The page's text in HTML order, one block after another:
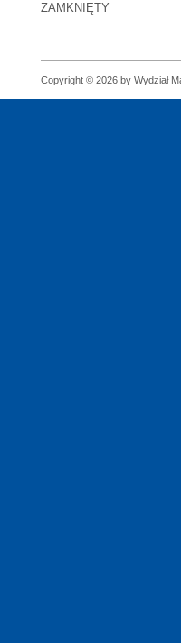
ZAMKNIĘTY
Copyright © 2026 by Wydział